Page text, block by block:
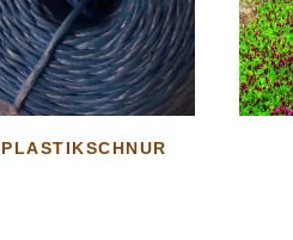
PLASTIKSCHNUR